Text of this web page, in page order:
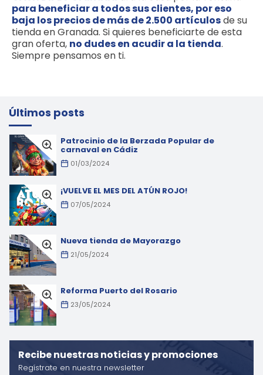
para beneficiar a todos sus clientes, por eso
baja los precios de más de 2.500 artículosde su
tienda en Granada. Si quieres beneficiarte de esta
gran oferta, no dudes en acudir a la tienda.
Siempre pensamos en ti.
Últimos posts
Patrocinio de la Berzada Popular de
carnaval en Cádiz
01/03/2024
¡VUELVE EL MES DEL ATÚN ROJO!
07/05/2024
Nueva tienda de Mayorazgo
21/05/2024
Reforma Puerto del Rosario
23/05/2024
Recibe nuestras noticias y promociones
Regístrate en nuestra newsletter